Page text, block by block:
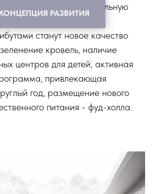
РАЗВИТИЯ
и развлекательную
станут новое качество
кровель, наличие
центров для детей, активная
привлекающая
год, размещение нового
питания - фуд-холла.